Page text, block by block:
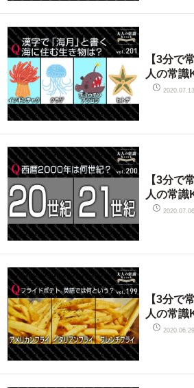
【3分で
人の常
2020.07.13
【3分で
人の常
2020.07.06
【3分で
人の常
2020.06.29